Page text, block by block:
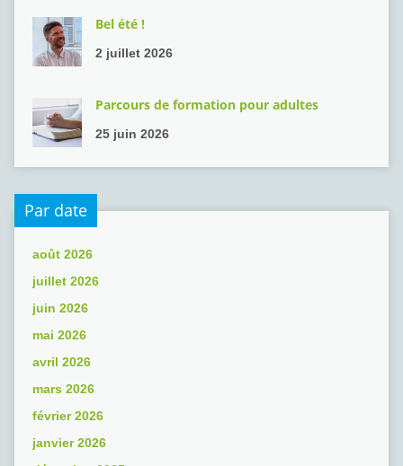
Bel été !
2 juillet 2026
Parcours de formation pour adultes
25 juin 2026
Par date
août 2026
juillet 2026
juin 2026
mai 2026
avril 2026
mars 2026
février 2026
janvier 2026